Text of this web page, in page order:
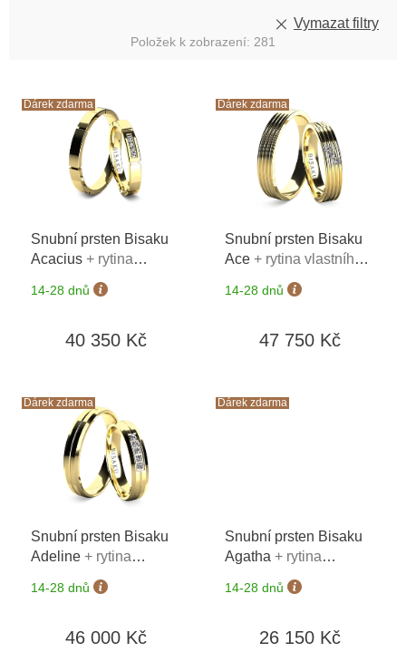
Vymazat filtry
Položek k zobrazení: 281
Dárek zdarma
Snubní prsten Bisaku
Acacius + rytina
vlastního textu na oba
prsteny*
14-28 dnů
40 350 Kč
Dárek zdarma
Snubní prsten Bisaku
Ace + rytina vlastního
textu na oba prsteny*
14-28 dnů
47 750 Kč
Dárek zdarma
Snubní prsten Bisaku
Adeline + rytina
vlastního textu na oba
prsteny*
14-28 dnů
46 000 Kč
Dárek zdarma
Snubní prsten Bisaku
Agatha + rytina
vlastního textu na oba
prsteny*
14-28 dnů
26 150 Kč